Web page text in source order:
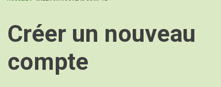
D'ARIANE
Créer un nouveau
compte